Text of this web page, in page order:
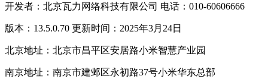
开发者：北京瓦力网络科技有限公司 电话：010-60606666
版本：13.5.0.70 更新时间：2025年3月24日
北京地址：北京市昌平区安居路小米智慧产业园
南京地址：南京市建邺区永初路37号小米华东总部